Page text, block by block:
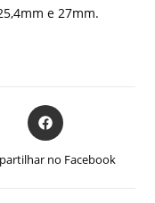
e 27mm.
Abre
em
nova
no Facebook